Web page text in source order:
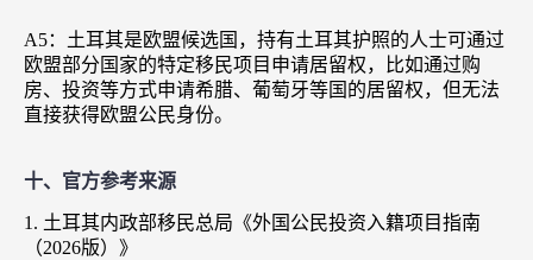
A5：土耳其是欧盟候选国，持有土耳其护照的人士可通过
欧盟部分国家的特定移民项目申请居留权，比如通过购
房、投资等方式申请希腊、葡萄牙等国的居留权，但无法
直接获得欧盟公民身份。
十、官方参考来源
1. 土耳其内政部移民总局《外国公民投资入籍项目指南
（2026版）》